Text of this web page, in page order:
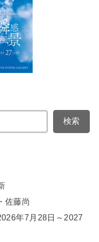
検索
佐藤尚
年7月28日～2027